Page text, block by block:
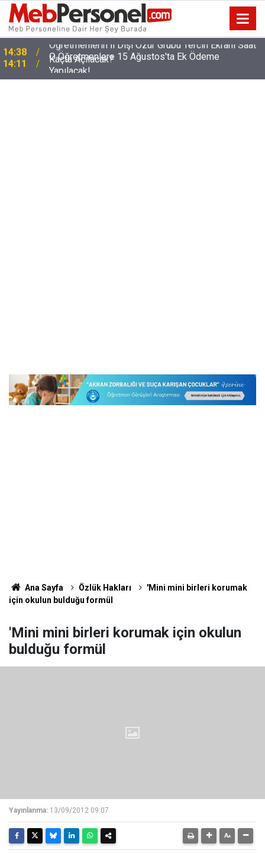
14:11
O Öğretmenlere 15 Ağustos'ta Ek Ödeme
Yapılacak!
Ana Sayfa Özlük Hakları
'Mini mini birleri korumak
için okulun bulduğu formül
'Mini mini birleri korumak için okulun
bulduğu formül
Yayınlanma: 13/09/2012 09:07